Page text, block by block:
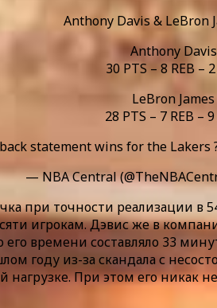
Anthony Davis & LeBron
Anthony Davis
30 PTS – 8 REB –
LeBron James
28 PTS – 7 REB –
statement wins for the Lakers
— NBA Central
при точности реализации в
игрокам. Дэвис же в
времени составляло 33
году из-за скандала с
нагрузке. При этом его